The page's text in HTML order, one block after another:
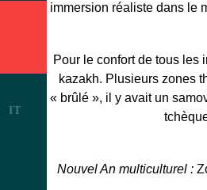
IT
immersion réaliste dans le
Pour le confort de tous les
kazakh. Plusieurs zones
« brûlé », il y avait un
Nouvel An multiculturel :